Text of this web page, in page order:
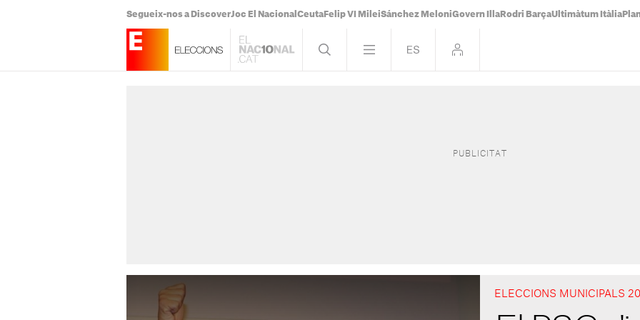
Segueix-nos a DiscoverJoc El Nacional Ceuta Felip VI MileiSánchez MeloniGovern Illa Rodri BarçaUltimàtum Itàlia
ELECCIONS MUNICIPALS